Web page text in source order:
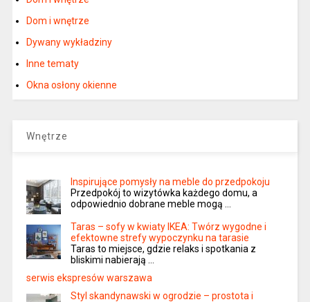
Dom i wnętrze
Dywany wykładziny
Inne tematy
Okna osłony okienne
Wnętrze
Inspirujące pomysły na meble do przedpokoju
Przedpokój to wizytówka każdego domu, a
odpowiednio dobrane meble mogą …
Taras – sofy w kwiaty IKEA: Twórz wygodne i
efektowne strefy wypoczynku na tarasie
Taras to miejsce, gdzie relaks i spotkania z
bliskimi nabierają …
serwis ekspresów warszawa
Styl skandynawski w ogrodzie – prostota i